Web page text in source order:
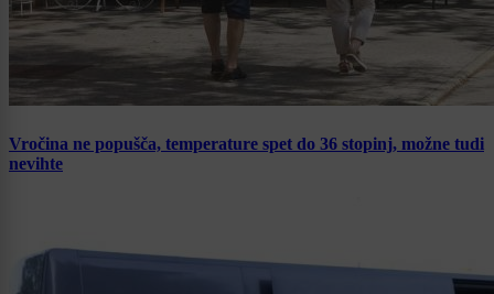
Vročina ne popušča, temperature spet do 36 stopinj, možne tudi
nevihte